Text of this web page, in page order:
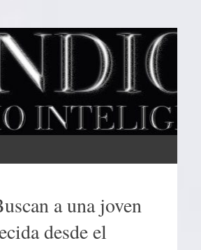
a una joven
desde el